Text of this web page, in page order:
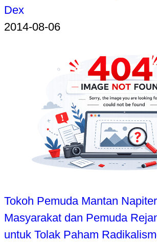
Dex
2014-08-06
Tokoh Pemuda Mantan
Masyarakat dan Pemuda
untuk Tolak Paham